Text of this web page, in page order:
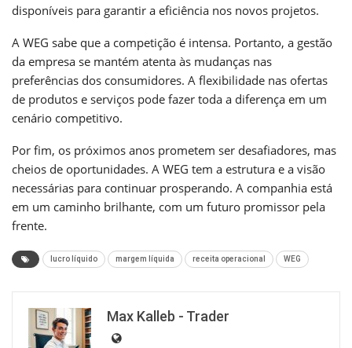
disponíveis para garantir a eficiência nos novos projetos.
A WEG sabe que a competição é intensa. Portanto, a gestão
da empresa se mantém atenta às mudanças nas
preferências dos consumidores. A flexibilidade nas ofertas
de produtos e serviços pode fazer toda a diferença em um
cenário competitivo.
Por fim, os próximos anos prometem ser desafiadores, mas
cheios de oportunidades. A WEG tem a estrutura e a visão
necessárias para continuar prosperando. A companhia está
em um caminho brilhante, com um futuro promissor pela
frente.
lucro líquido margem líquida receita operacional WEG
Max Kalleb - Trader